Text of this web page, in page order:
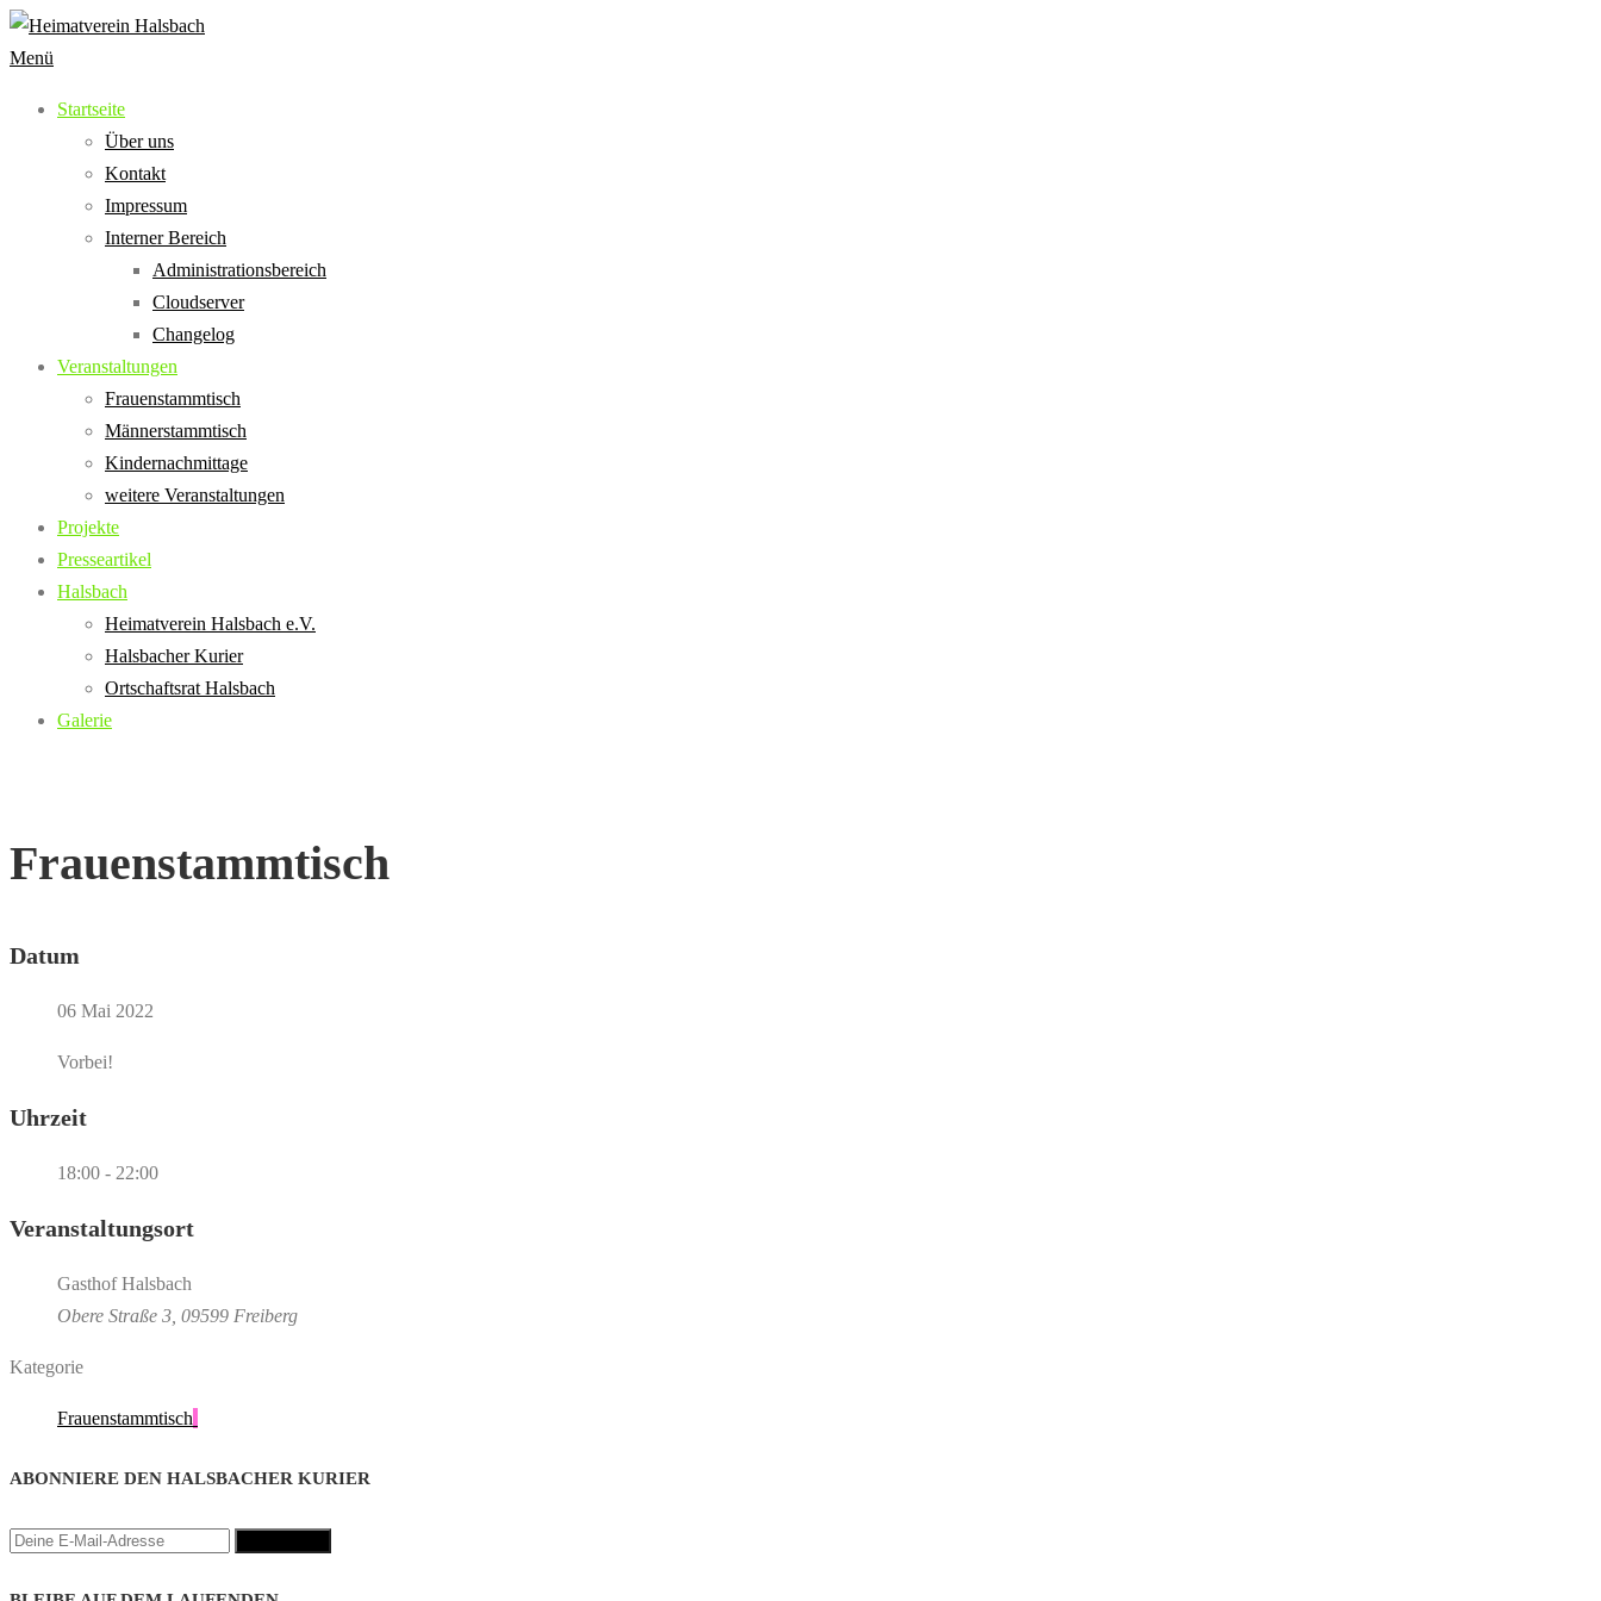
Zum
Inhalt
Menü
Startseite
Über uns
Kontakt
Impressum
Interner Bereich
Administrationsbereich
Cloudserver
Changelog
Veranstaltungen
Frauenstammtisch
Männerstammtisch
Kindernachmittage
weitere Veranstaltungen
Projekte
Presseartikel
Halsbach
Heimatverein Halsbach e.V.
Halsbacher Kurier
Ortschaftsrat Halsbach
Galerie
Frauenstammtisch
Datum
06 Mai 2022
Vorbei!
Uhrzeit
18:00 - 22:00
Veranstaltungsort
Gasthof Halsbach
Obere Straße 3, 09599 Freiberg
Kategorie
Frauenstammtisch
ABONNIERE DEN HALSBACHER KURIER